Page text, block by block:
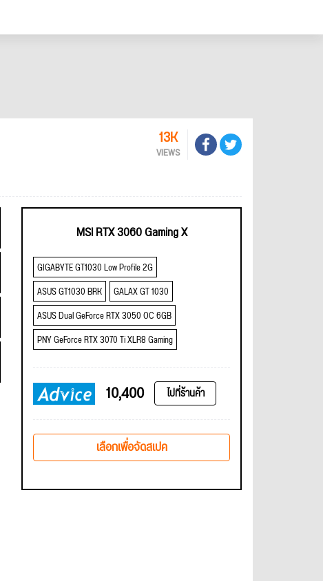
13K
VIEWS
MSI RTX 3060 Gaming X
GIGABYTE GT1030 Low Profile 2G
ASUS GT1030 BRK
GALAX GT 1030
ASUS Dual GeForce RTX 3050 OC 6GB
PNY GeForce RTX 3070 Ti XLR8 Gaming
10,400 ไปที่ร้านค้า
เลือกเพื่อจัดสเปค